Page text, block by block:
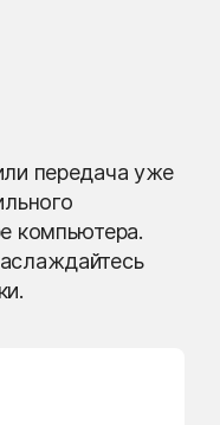
передача уже
компьютера.